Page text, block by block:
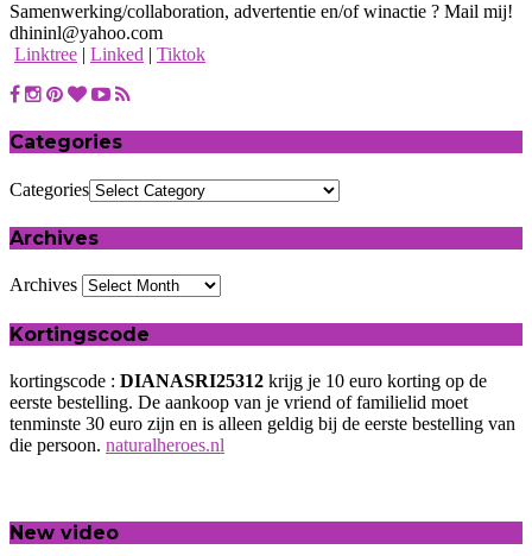
Samenwerking/collaboration, advertentie en/of winactie ? Mail mij!
dhininl@yahoo.com
Linktree | Linked | Tiktok
Categories
Categories
Archives
Archives
Kortingscode
kortingscode : DIANASRI25312 krijg je 10 euro korting op de
eerste bestelling. De aankoop van je vriend of familielid moet
tenminste 30 euro zijn en is alleen geldig bij de eerste bestelling van
die persoon. naturalheroes.nl
New video